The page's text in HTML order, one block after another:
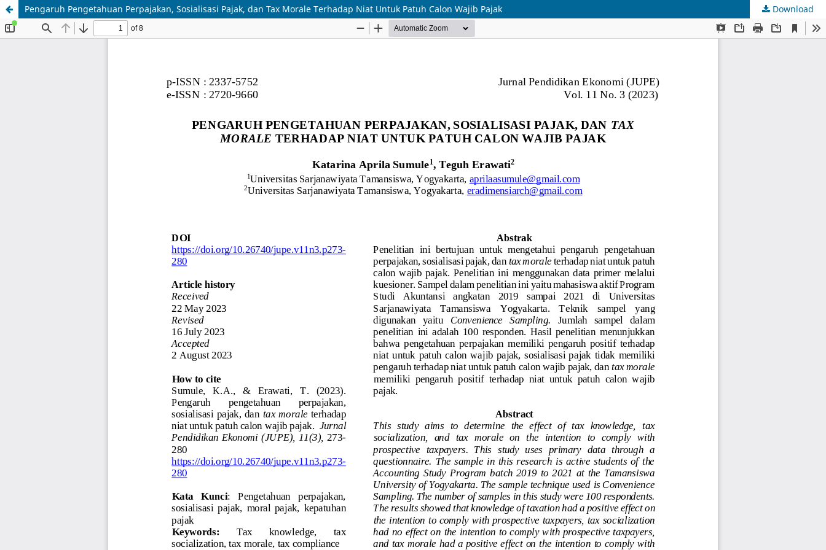
Pengaruh Pengetahuan Perpajakan, Sosialisasi Pajak, dan Tax Morale Terhadap Niat Untuk Patuh Calon Wajib Pajak Download